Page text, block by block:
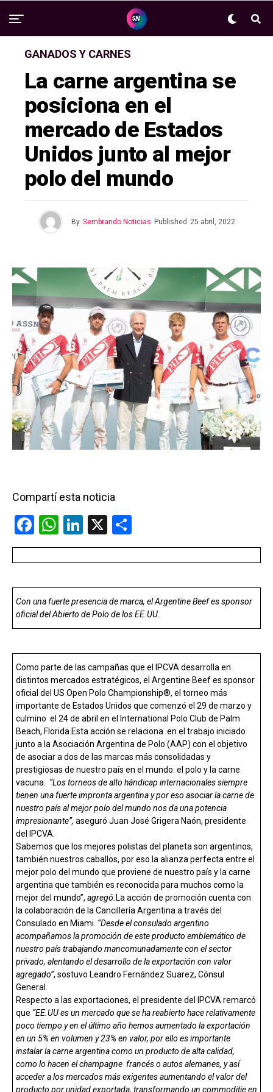
GANADOS Y CARNES
La carne argentina se
posiciona en el
mercado de Estados
Unidos junto al mejor
polo del mundo
By Sembrando Noticias Published 25 abril, 2022
Compartí esta noticia
F
a
ce
b
o
o
W
h
at
s
A
p
Li
n
ke
dI
n
X
o
m
p
ar
tir
Con una fuerte presencia de marca, el Argentine Beef es sponsor
oficial del Abierto de Polo de los EE.UU.
Como parte de las campañas que el IPCVA desarrolla en
distintos mercados estratégicos, el Argentine Beef es sponsor
oficial del US Open Polo Championship®, el torneo más
importante de Estados Unidos que comenzó el 29 de marzo y
culmino el 24 de abril en el International Polo Club de Palm
Beach, Florida.Esta acción se relaciona en el trabajo iniciado
junto a la Asociación Argentina de Polo (AAP) con el objetivo
de asociar a dos de las marcas más consolidadas y
prestigiosas de nuestro país en el mundo: el polo y la carne
vacuna. “Los torneos de alto hándicap internacionales siempre
tienen una fuerte impronta argentina y por eso asociar la carne de
nuestro país al mejor polo del mundo nos da una potencia
impresionante”, aseguró Juan José Grigera Naón, presidente
del IPCVA.
Sabemos que los mejores polistas del planeta son argentinos,
también nuestros caballos, por eso la alianza perfecta entre el
mejor polo del mundo que proviene de nuestro país y la carne
argentina que también es reconocida para muchos como la
mejor del mundo”, agregó. La acción de promoción cuenta con
la colaboración de la Cancillería Argentina a través del
Consulado en Miami. “Desde el consulado argentino
acompañamos la promoción de este producto emblemático de
nuestro país trabajando mancomunadamente con el sector
privado, alentando el desarrollo de la exportación con valor
agregado”, sostuvo Leandro Fernández Suarez, Cónsul
General.
Respecto a las exportaciones, el presidente del IPCVA remarcó
que “EE.UU es un mercado que se ha reabierto hace relativamente
poco tiempo y en el último año hemos aumentado la exportación
en un 5% en volumen y 23% en valor, por ello es importante
instalar la carne argentina como un producto de alta calidad,
como lo hacen el champagne francés o autos alemanes, y así
acceder a los mercados más exigentes aumentando el valor del
producto por unidad exportada, transformando un commoditie en